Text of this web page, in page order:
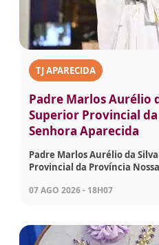
TJ APARECIDA
Padre Marlos Aurélio
Superior Provincial
Senhora Aparecida
Padre Marlos Aurélio da
Provincial da Província
07 AGO 2026 - 18H07